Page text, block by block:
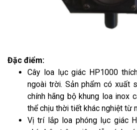
Đặc điểm:
Cây loa lục giác HP1000
ngoài trời. Sản phẩm có xuất
chính hãng bộ khung loa inox
thể chịu thời tiết khác nghiệt từ
Vị trí lắp loa phóng lục giác